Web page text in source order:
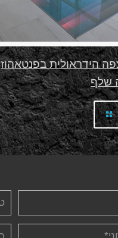
הידראולית בפנטאהוז